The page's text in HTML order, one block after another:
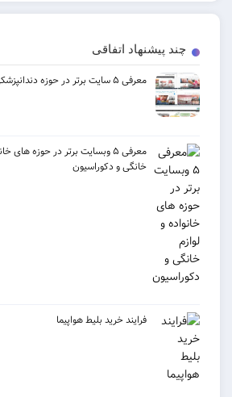
چند پیشنهاد اتفاقی
معرفی ۵ سایت برتر در حوزه دندانپزشکی
معرفی ۵ وبسایت برتر در حوزه های خانواده و لوازم
خانگی و دکوراسیون
فرایند خرید بلیط هواپیما